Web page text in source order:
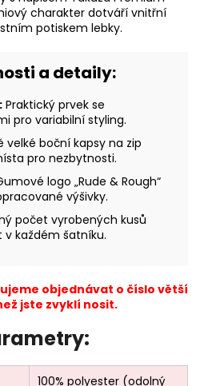
charakter dotváří vnitřní
potiskem lebky.
a detaily:
Praktický prvek se
pro variabilní styling.
velké boční kapsy na zip
pro nezbytnosti.
logo „Rude & Rough“
výšivky.
počet vyrobených kusů
každém šatníku.
objednávat o číslo větší
jste zvyklí nosit.
100% polyester (odolný